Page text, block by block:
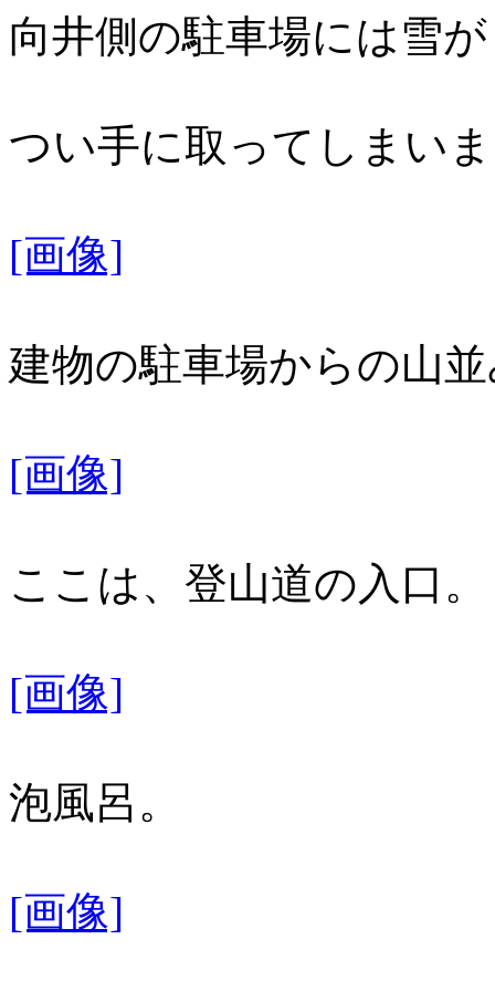
向井側の駐車場には雪
つい手に取ってしまい
[画像]
建物の駐車場からの山
[画像]
ここは、登山道の入口。
[画像]
泡風呂。
[画像]